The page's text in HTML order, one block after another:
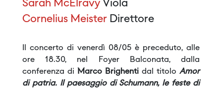
Sarah McElravy Viola
Cornelius Meister Direttore
Il concerto di venerdì 08/05 è preceduto, alle
ore 18.30, nel Foyer Balconata, dalla
conferenza di
Marco Brighenti dal titolo Amor
di patria. Il paesaggio di Schumann, le feste di